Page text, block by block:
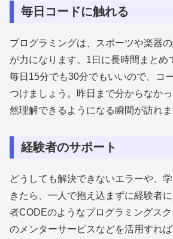
毎日コードに触れる
プログラミングは、スポーツや楽器
が力になります。1日に長時間まとめ
毎日15分でも30分でもいいので、コ
つけましょう。昨日まで分からなか
然理解できるようになる瞬間が訪れま
経験者のサポート
どうしても解決できないエラーや、
きたら、一人で抱え込まずに経験者
者CODEのようなプログラミングス
のメンターサービスなどを活用すれ